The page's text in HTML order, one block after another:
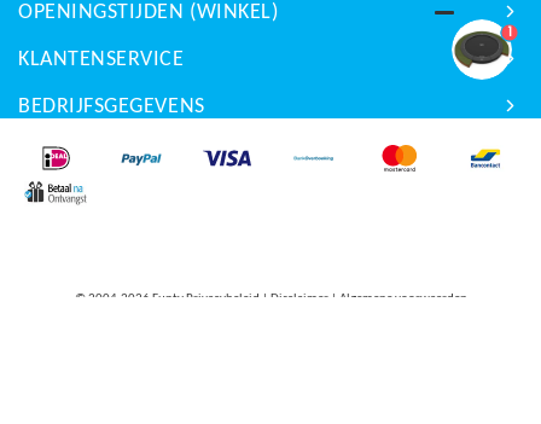
OPENINGSTIJDEN (WINKEL)
KLANTENSERVICE
BEDRIJFSGEGEVENS
© 2004-2026 Funty Privacybeleid | Disclaimer| Algemene voorwaarden
1